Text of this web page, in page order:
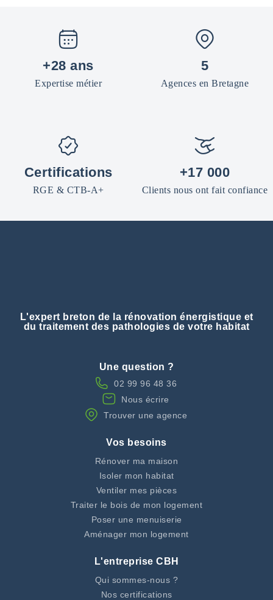
+28 ans
Expertise métier
5
Agences en Bretagne
Certifications
RGE & CTB-A+
+17 000
Clients nous ont fait confiance
L'expert breton de la rénovation énergistique et
du traitement des pathologies de votre habitat
Une question ?
02 99 96 48 36
Nous écrire
Trouver une agence
Vos besoins
Rénover ma maison
Isoler mon habitat
Ventiler mes pièces
Traiter le bois de mon logement
Poser une menuiserie
Aménager mon logement
L'entreprise CBH
Qui sommes-nous ?
Nos certifications